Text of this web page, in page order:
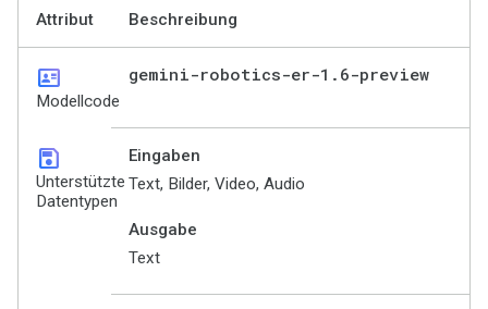
Attribut Beschreibung
id_card
Modellcode
gemini-robotics-er-1 . 6-preview
save
Unterstützte
Datentypen
Eingaben
Text, Bilder, Video, Audio
Ausgabe
Text